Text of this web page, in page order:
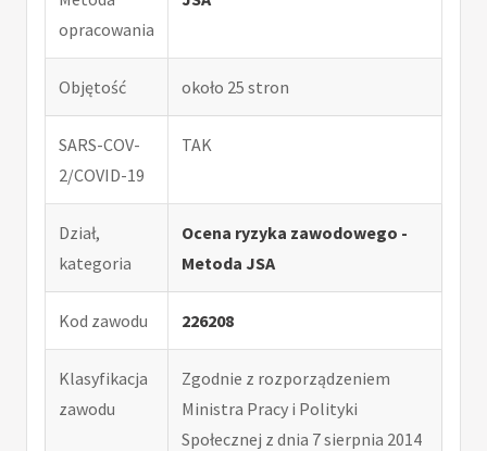
opracowania
Objętość około 25 stron
SARS-COV-
2/COVID-19
TAK
Dział,
kategoria
Ocena ryzyka zawodowego -
Metoda JSA
Kod zawodu 226208
Klasyfikacja
zawodu
Zgodnie z rozporządzeniem
Ministra Pracy i Polityki
Społecznej z dnia 7 sierpnia 2014